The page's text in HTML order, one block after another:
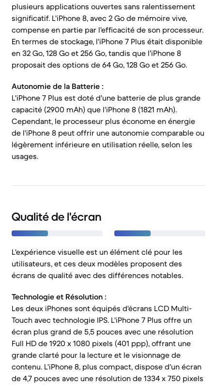
plusieurs applications ouvertes sans ralentissement
significatif. L'iPhone 8, avec 2 Go de mémoire vive,
compense en partie par l'efficacité de son processeur.
En termes de stockage, l'iPhone 7 Plus était disponible
en 32 Go, 128 Go et 256 Go, tandis que l'iPhone 8
proposait des options de 64 Go, 128 Go et 256 Go.
Autonomie de la Batterie :
L'iPhone 7 Plus est doté d'une batterie de plus grande
capacité (2900 mAh) que l'iPhone 8 (1821 mAh).
Cependant, le processeur plus économe en énergie
de l'iPhone 8 peut offrir une autonomie comparable ou
légèrement inférieure en utilisation réelle, selon les
usages.
Qualité de l'écran
L'expérience visuelle est un élément clé pour les
utilisateurs, et ces deux modèles proposent des
écrans de qualité avec des différences notables.
Technologie et Résolution :
Les deux iPhones sont équipés d'écrans LCD Multi-
Touch avec technologie IPS. L'iPhone 7 Plus offre un
écran plus grand de 5,5 pouces avec une résolution
Full HD de 1920 x 1080 pixels (401 ppp), offrant une
grande clarté pour la lecture et le visionnage de
contenu. L'iPhone 8, plus compact, dispose d'un écran
de 4,7 pouces avec une résolution de 1334 x 750 pixels